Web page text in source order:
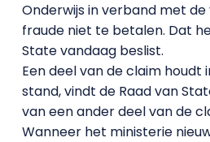
Onderwijs in verband met
fraude niet te betalen. Dat
State vandaag beslist.
Een deel van de claim houdt
stand, vindt de Raad van
van een ander deel van de
Wanneer het ministerie